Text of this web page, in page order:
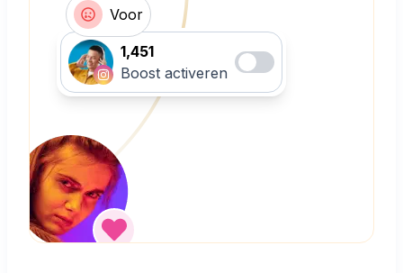
Voor
1,451
Boost activeren